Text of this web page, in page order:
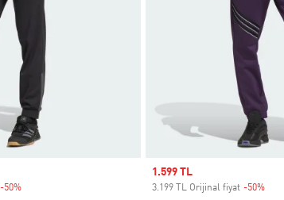
-50%
Sale price
1.599 TL
3.199 TL Orijinal fiyat -50%